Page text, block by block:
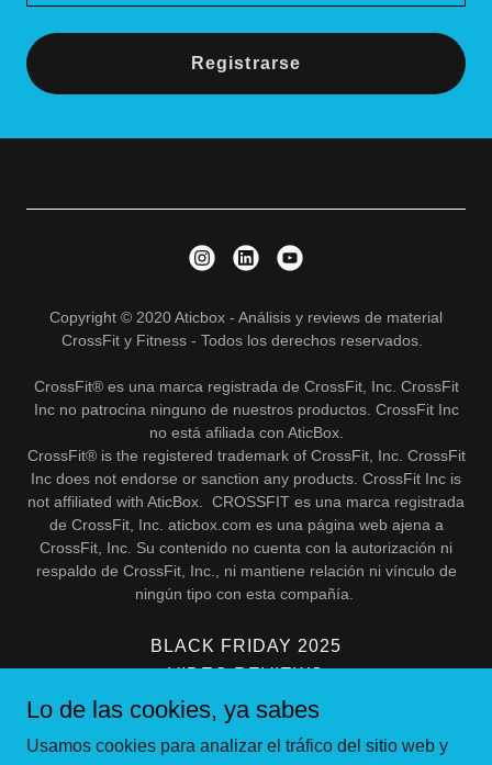
Registrarse
Copyright © 2020 Aticbox - Análisis y reviews de material
CrossFit y Fitness - Todos los derechos reservados.
CrossFit® es una marca registrada de CrossFit, Inc. CrossFit
Inc no patrocina ninguno de nuestros productos. CrossFit Inc
no está afiliada con AticBox.
CrossFit® is the registered trademark of CrossFit, Inc. CrossFit
Inc does not endorse or sanction any products. CrossFit Inc is
not affiliated with AticBox. CROSSFIT es una marca registrada
de CrossFit, Inc. aticbox.com es una página web ajena a
CrossFit, Inc. Su contenido no cuenta con la autorización ni
respaldo de CrossFit, Inc., ni mantiene relación ni vínculo de
ningún tipo con esta compañía.
BLACK FRIDAY 2025
VIDEO REVIEWS
ATICBLOG
Política de privacidad
Lo de las cookies, ya sabes
Usamos cookies para analizar el tráfico del sitio web y